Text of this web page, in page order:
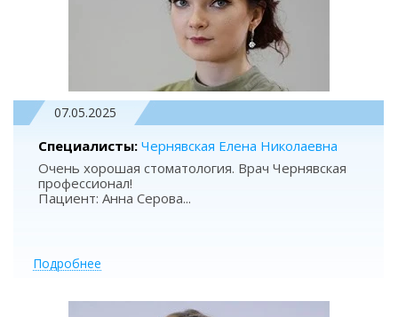
07.05.2025
Специалисты: Чернявская Елена Николаевна
Очень хорошая стоматология. Врач Чернявская
профессионал!
Пациент: Анна Серова...
Подробнее